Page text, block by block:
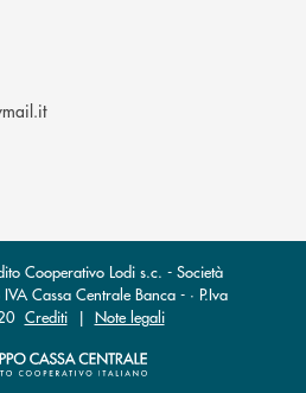
(si apre l’app di posta
l’app di posta elettronica)
Cooperativo Lodi s.c. - Società
Cassa Centrale Banca - · P.Iva
Crediti| Note legali